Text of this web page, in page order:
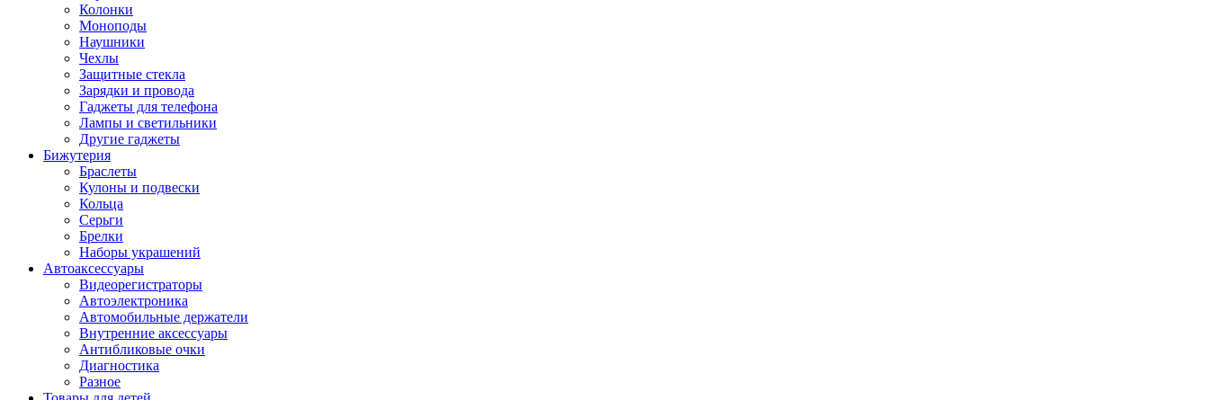
Колонки
Моноподы
Наушники
Чехлы
Защитные стекла
Зарядки и провода
Гаджеты для телефона
Лампы и светильники
Другие гаджеты
Бижутерия
Браслеты
Кулоны и подвески
Кольца
Серьги
Брелки
Наборы украшений
Автоаксессуары
Видеорегистраторы
Автоэлектроника
Автомобильные держатели
Внутренние аксессуары
Антибликовые очки
Диагностика
Разное